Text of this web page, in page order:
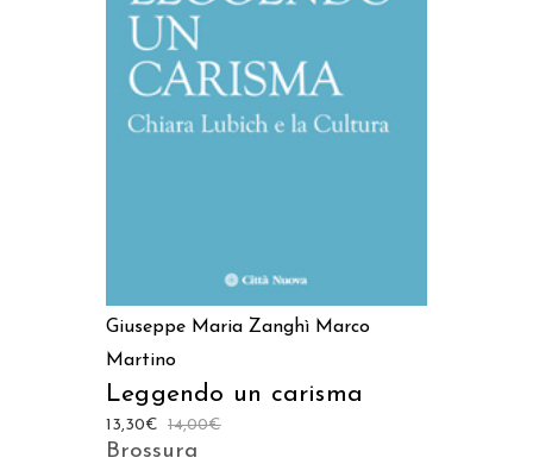
AGGIUNGI AL CARRELLO
Giuseppe Maria Zanghì Marco
Martino
Leggendo un carisma
14,00€
13,30€
Brossura